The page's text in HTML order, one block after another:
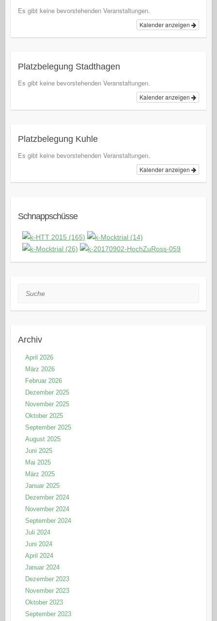
Es gibt keine bevorstehenden Veranstaltungen.
Kalender anzeigen
Platzbelegung Stadthagen
Es gibt keine bevorstehenden Veranstaltungen.
Kalender anzeigen
Platzbelegung Kuhle
Es gibt keine bevorstehenden Veranstaltungen.
Kalender anzeigen
Schnappschüsse
Suche
Archiv
April 2026
März 2026
Februar 2026
Dezember 2025
November 2025
Oktober 2025
September 2025
August 2025
Juni 2025
Mai 2025
März 2025
Januar 2025
Dezember 2024
November 2024
September 2024
Juli 2024
Juni 2024
April 2024
Januar 2024
Dezember 2023
November 2023
Oktober 2023
September 2023